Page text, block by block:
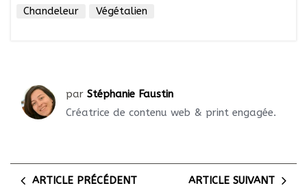
Chandeleur Végétalien
par Stéphanie Faustin
Créatrice de contenu web & print engagée.
ARTICLE PRÉCÉDENT ARTICLE SUIVANT